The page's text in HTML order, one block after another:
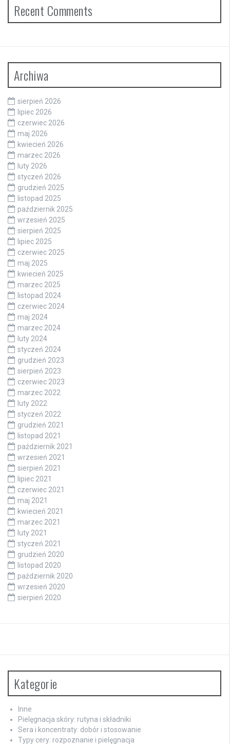
Recent Comments
Archiwa
sierpień 2026
lipiec 2026
czerwiec 2026
maj 2026
kwiecień 2026
marzec 2026
luty 2026
styczeń 2026
grudzień 2025
listopad 2025
październik 2025
wrzesień 2025
sierpień 2025
lipiec 2025
czerwiec 2025
maj 2025
kwiecień 2025
marzec 2025
listopad 2024
czerwiec 2024
maj 2024
marzec 2024
luty 2024
styczeń 2024
grudzień 2023
sierpień 2023
czerwiec 2023
marzec 2022
luty 2022
styczeń 2022
grudzień 2021
listopad 2021
październik 2021
wrzesień 2021
sierpień 2021
lipiec 2021
czerwiec 2021
maj 2021
kwiecień 2021
marzec 2021
luty 2021
styczeń 2021
grudzień 2020
listopad 2020
październik 2020
wrzesień 2020
sierpień 2020
Kategorie
Inne
Pielęgnacja skóry: rutyna i składniki
Sera i koncentraty: dobór i stosowanie
Typy cery: rozpoznanie i pielęgnacja